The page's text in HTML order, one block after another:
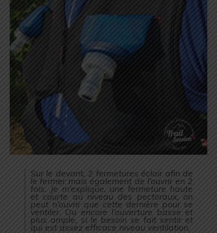
Sur le devant, 2 fermetures éclair afin de
le fermer mais également de l’ouvrir en 2
fois. Je m’explique, une fermeture haute
et courte au niveau des pectoraux, on
peut n’ouvrir que cette dernière pour se
ventiler. Ou encore l’ouverture basse et
plus ample, si le besoin se fait sentir et
qui est assez efficace niveau ventilation.